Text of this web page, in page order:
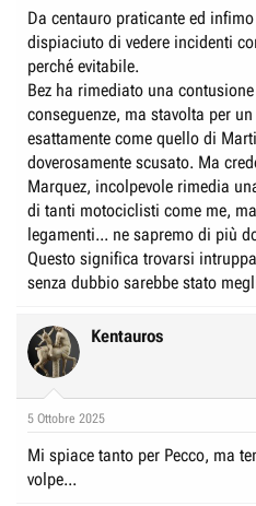
e
D
i
s
c
u
s
s
i
o
n
n
i
z
o
Da centauro praticante ed
dispiaciuto di vedere incidenti
perché evitabile.
Bez ha rimediato una
conseguenze, ma stavolta per
esattamente come quello di
doverosamente scusato. Ma
Marquez, incolpevole rimedia
di tanti motociclisti come me,
legamenti... ne sapremo di più
Questo significa trovarsi
senza dubbio sarebbe stato
Kentauros
5 Ottobre 2025
Mi spiace tanto per Pecco, ma
volpe...